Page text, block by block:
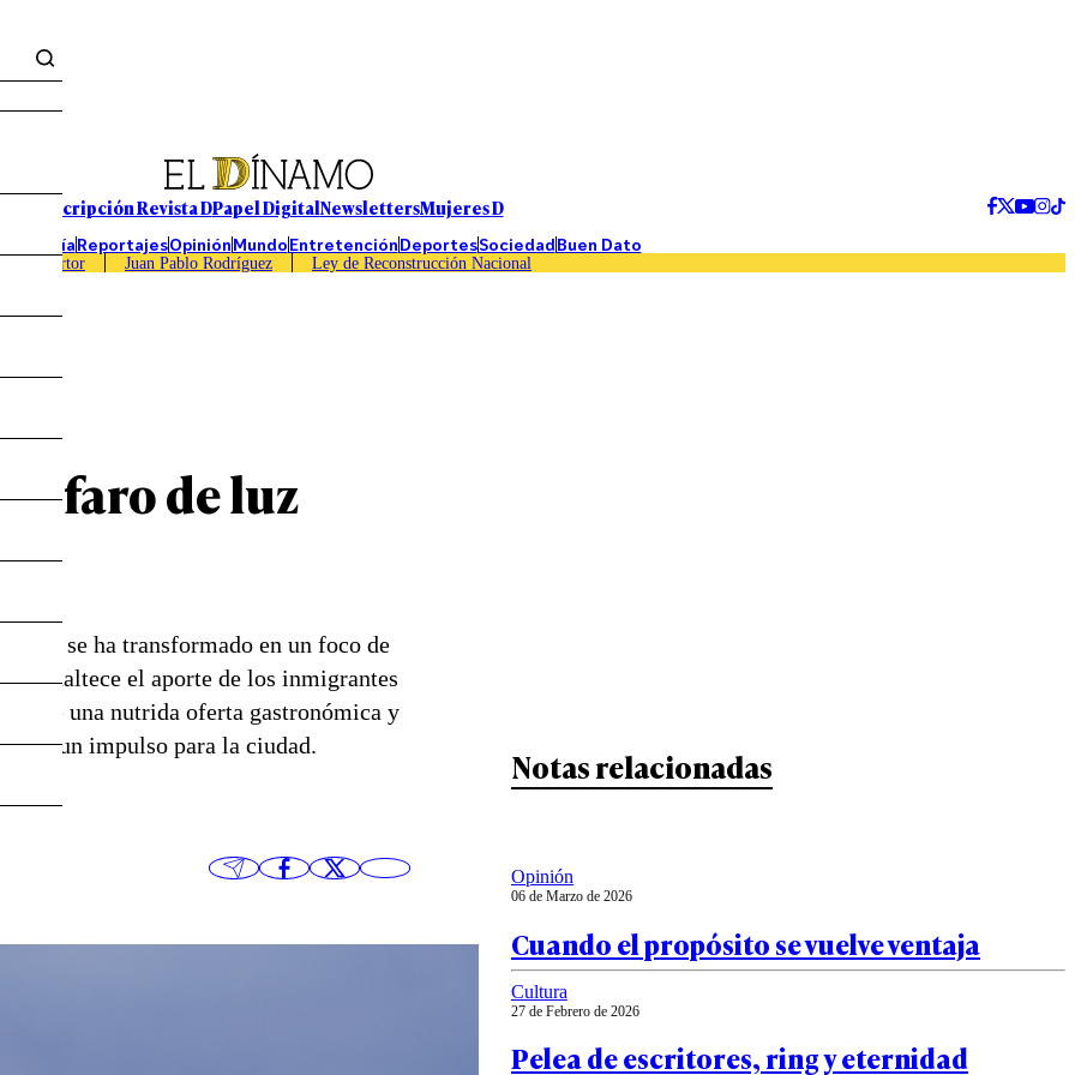
Suscripción Revista DPapel DigitalNewslettersMujeres D
EconomíaReportajesOpiniónMundoEntretenciónDeportesSociedadBuen Dato
Caso Sartor Juan Pablo Rodríguez Ley de Reconstrucción Nacional
faro de luz
se ha transformado en un foco de
enaltece el aporte de los inmigrantes
de una nutrida oferta gastronómica y
ser un impulso para la ciudad.
Notas relacionadas
Opinión
06 de Marzo de 2026
Cuando el propósito se vuelve ventaja
Cultura
27 de Febrero de 2026
Pelea de escritores, ring y eternidad